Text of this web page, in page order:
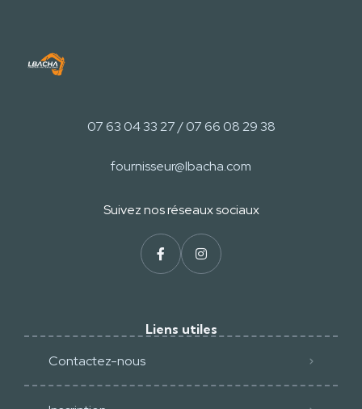
07 63 04 33 27 / 07 66 08 29 38
fournisseur@lbacha.com
Suivez nos réseaux sociaux​
Liens utiles
Contactez-nous